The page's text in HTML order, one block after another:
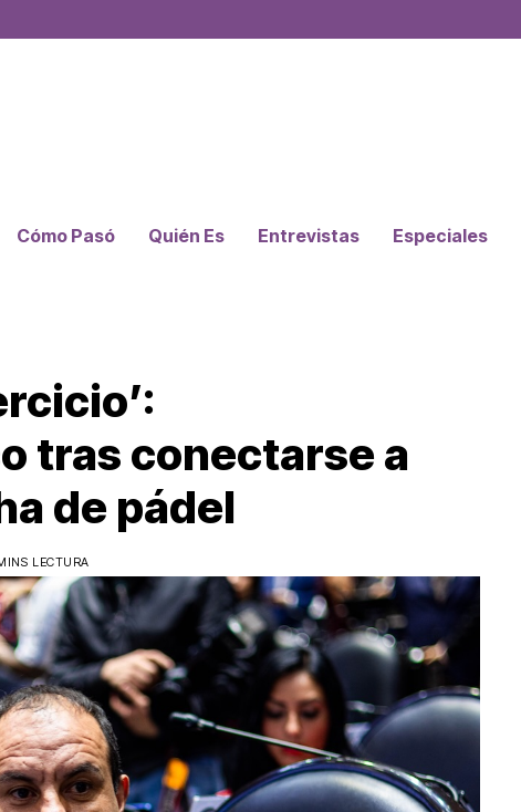
Cómo Pasó Quién Es Entrevistas Especiales
tras conectarse a
de pádel
LECTURA